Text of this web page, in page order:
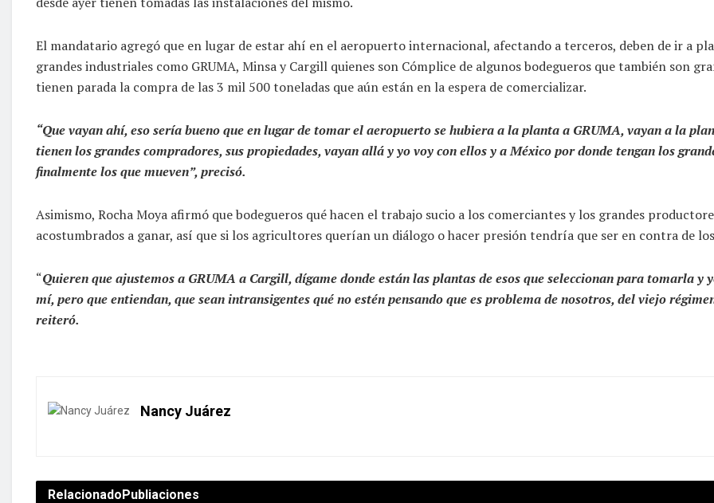
El mandatario agregó que en lugar de estar ahí en el aeropuerto internacional, afectando a terceros, deben de ir a
grandes industriales como GRUMA, Minsa y Cargill quienes son Cómplice de algunos bodegueros que también son
tienen parada la compra de las 3 mil 500 toneladas que aún están en la espera de comercializar.
“Que vayan ahí, eso sería bueno que en lugar de tomar el aeropuerto se hubiera a la planta a GRUMA, vayan a la
tienen los grandes compradores, sus propiedades, vayan allá y yo voy con ellos y a México por donde tengan los
finalmente los que mueven”, precisó.
Asimismo, Rocha Moya afirmó que bodegueros qué hacen el trabajo sucio a los comerciantes y los grandes
acostumbrados a ganar, así que si los agricultores querían un diálogo o hacer presión tendría que ser en contra de
“Quieren que ajustemos a GRUMA a Cargill, dígame donde están las plantas de esos que seleccionan para tomarla y
mí, pero que entiendan, que sean intransigentes qué no estén pensando que es problema de nosotros, del viejo
reiteró.
Nancy Juárez
RelacionadoPubliaciones